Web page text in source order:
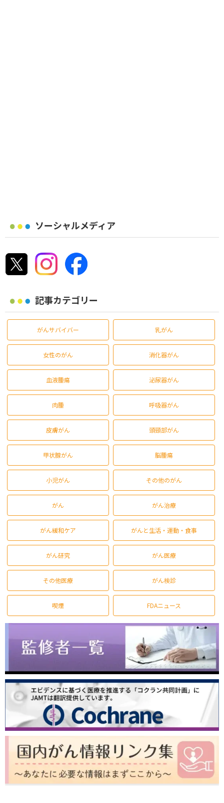
ソーシャルメディア
記事カテゴリー
がんサバイバー 乳がん
女性のがん 消化器がん
血液腫瘍 泌尿器がん
肉腫 呼吸器がん
皮膚がん 頭頸部がん
甲状腺がん 脳腫瘍
小児がん その他のがん
がん がん治療
がん緩和ケア がんと生活・運動・食事
がん研究 がん医療
その他医療 がん検診
喫煙 FDAニュース